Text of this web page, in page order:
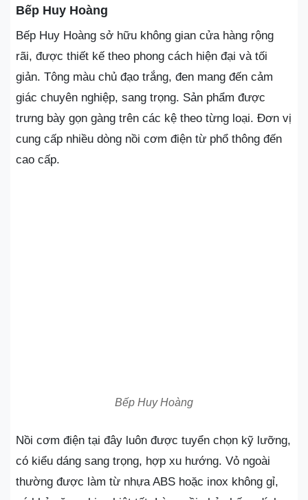
Bếp Huy Hoàng
Bếp Huy Hoàng sở hữu không gian cửa hàng rộng
rãi, được thiết kế theo phong cách hiện đại và tối
giản. Tông màu chủ đạo trắng, đen mang đến cảm
giác chuyên nghiệp, sang trọng. Sản phẩm được
trưng bày gọn gàng trên các kệ theo từng loại. Đơn vị
cung cấp nhiều dòng nồi cơm điện từ phổ thông đến
cao cấp.
Bếp Huy Hoàng
Nồi cơm điện tại đây luôn được tuyển chọn kỹ lưỡng,
có kiểu dáng sang trọng, hợp xu hướng. Vỏ ngoài
thường được làm từ nhựa ABS hoặc inox không gỉ,